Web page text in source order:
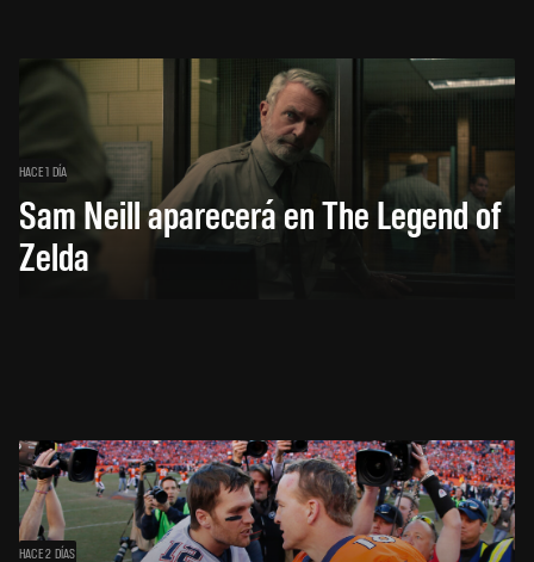
HACE 1 DÍA
Sam Neill aparecerá en The Legend of
Zelda
HACE 2 DÍAS